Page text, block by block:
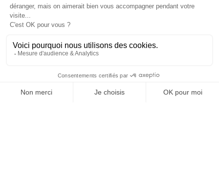
Je suis déjà abonné(e) :je consulte la revue en